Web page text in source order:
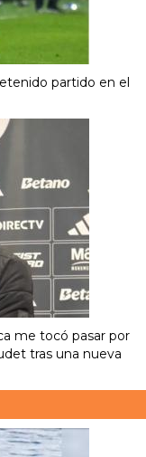
partido en el
me tocó pasar por
tras una nueva